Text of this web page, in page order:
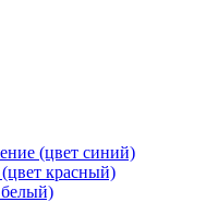
(цвет синий)
красный)